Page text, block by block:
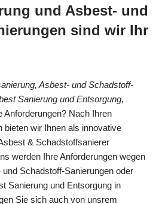
und Asbest- und
sind wir Ihr
Asbest- und Schadstoff-
Sanierung und Entsorgung,
Anforderungen? Nach Ihren
bieten wir Ihnen als innovative
& Schadstoffsanierer
werden Ihre Anforderungen wegen
Schadstoff-Sanierungen oder
Sanierung und Entsorgung in
Sie sich auch von unsrem